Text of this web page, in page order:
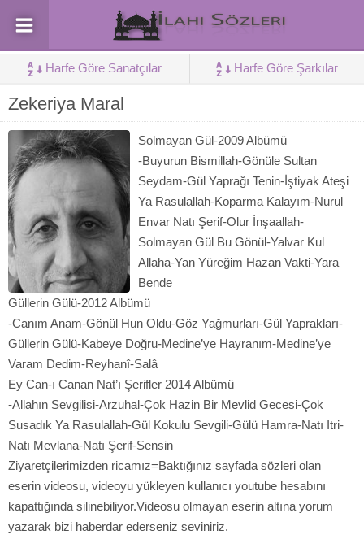
Harfe Göre Sanatçılar Harfe Göre Şarkılar
Zekeriya Maral
Solmayan Gül-2009 Albümü
-Buyurun Bismillah-Gönüle Sultan
Seydam-Gül Yaprağı Tenin-İştiyak Ateşi
Ya Rasulallah-Koparma Kalayım-Nurul
Envar Natı Şerif-Olur İnşaallah-
Solmayan Gül Bu Gönül-Yalvar Kul
Allaha-Yan Yüreğim Hazan Vakti-Yara
Bende
Güllerin Gülü-2012 Albümü
-Canım Anam-Gönül Hun Oldu-Göz Yağmurları-Gül Yaprakları-
Güllerin Gülü-Kabeye Doğru-Medine’ye Hayranım-Medine’ye
Varam Dedim-Reyhanî-Salâ
Ey Can-ı Canan Nat’ı Şerifler 2014 Albümü
-Allahın Sevgilisi-Arzuhal-Çok Hazin Bir Mevlid Gecesi-Çok
Susadık Ya Rasulallah-Gül Kokulu Sevgili-Gülü Hamra-Natı Itri-
Natı Mevlana-Natı Şerif-Sensin
Ziyaretçilerimizden ricamız=Baktığınız sayfada sözleri olan
eserin videosu, videoyu yükleyen kullanıcı youtube hesabını
kapattığında silinebiliyor.Videosu olmayan eserin altına yorum
yazarak bizi haberdar ederseniz seviniriz.